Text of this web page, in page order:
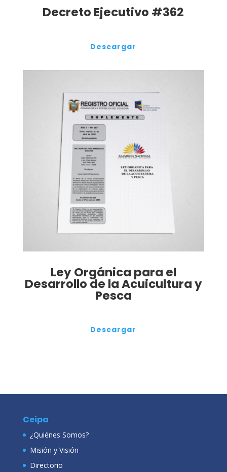
Decreto Ejecutivo #362
Descargar
Ley Orgánica para el
Desarrollo de la Acuicultura y
Pesca
Descargar
Ceipa
¿Quiénes Somos?
Misión y Visión
Directorio